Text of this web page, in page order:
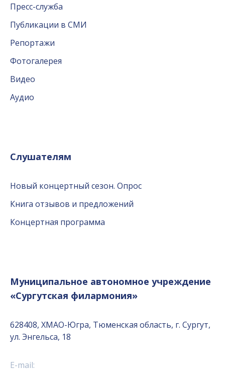
Пресс-служба
Публикации в СМИ
Репортажи
Фотогалерея
Видео
Аудио
Слушателям
Новый концертный сезон. Опрос
Книга отзывов и предложений
Концертная программа
Муниципальное автономное учреждение
«Сургутская филармония»
628408, ХМАО-Югра, Тюменская область, г. Сургут,
ул. Энгельса, 18
E-mail: